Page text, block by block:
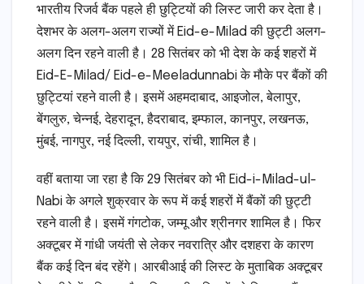
भारतीय रिजर्व बैंक पहले ही छुट्टियों की लिस्ट जारी कर देता है।
देशभर के अलग-अलग राज्यों में Eid-e-Milad की छुट्टी अलग-
अलग दिन रहने वाली है। 28 सितंबर को भी देश के कई शहरों में
Eid-E-Milad/ Eid-e-Meeladunnabi के मौके पर बैंकों की
छुट्टियां रहने वाली है। इसमें अहमदाबाद, आइजोल, बेलापुर,
बेंगलुरु, चेन्नई, देहरादून, हैदराबाद, इम्फाल, कानपुर, लखनऊ,
मुंबई, नागपुर, नई दिल्ली, रायपुर, रांची, शामिल है।
वहीं बताया जा रहा है कि 29 सितंबर को भी Eid-i-Milad-ul-
Nabi के अगले शुक्रवार के रूप में कई शहरों में बैंकों की छुट्टी
रहने वाली है। इसमें गंगटोक, जम्मू और श्रीनगर शामिल है। फिर
अक्टूबर में गांधी जयंती से लेकर नवरात्रि और दशहरा के कारण
बैंक कई दिन बंद रहेंगे। आरबीआई की लिस्ट के मुताबिक अक्टूबर